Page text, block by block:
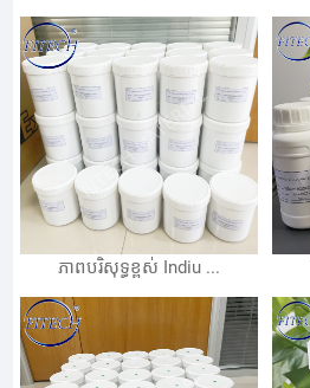
ភាពបរិសុទ្ធខ្ពស់ Indiu ...